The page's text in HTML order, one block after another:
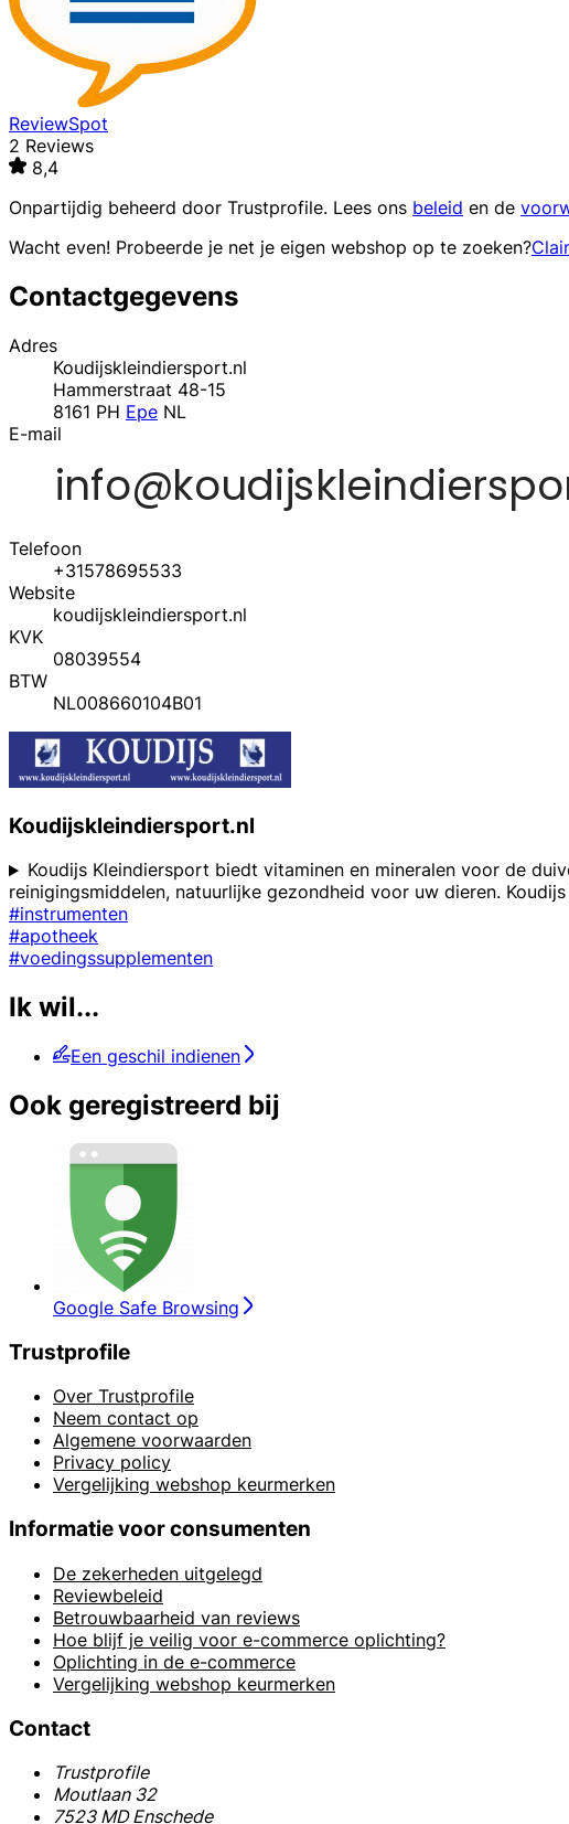
ReviewSpot
2 Reviews
8,4
Onpartijdig beheerd door Trustprofile. Lees ons beleid en de
Wacht even! Probeerde je net je eigen webshop op te zoeken?
Contactgegevens
Adres
Koudijskleindiersport.nl
Hammerstraat 48-15
8161 PH Epe NL
E-mail
Telefoon
+31578695533
Website
koudijskleindiersport.nl
KVK
08039554
BTW
NL008660104B01
Koudijskleindiersport.nl
Koudijs Kleindiersport biedt vitaminen en mineralen voor de
reinigingsmiddelen, natuurlijke gezondheid voor uw dieren.
#instrumenten
#apotheek
#voedingssupplementen
Ik wil...
Een geschil indienen
Ook geregistreerd bij
Google Safe Browsing
Trustprofile
Over Trustprofile
Neem contact op
Algemene voorwaarden
Privacy policy
Vergelijking webshop keurmerken
Informatie voor consumenten
De zekerheden uitgelegd
Reviewbeleid
Betrouwbaarheid van reviews
Hoe blijf je veilig voor e-commerce oplichting?
Oplichting in de e-commerce
Vergelijking webshop keurmerken
Contact
Trustprofile
Moutlaan 32
7523 MD Enschede